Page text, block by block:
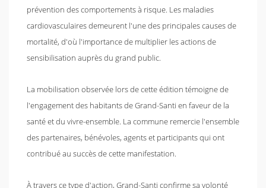
prévention des comportements à risque. Les maladies
cardiovasculaires demeurent l'une des principales causes de
mortalité, d'où l'importance de multiplier les actions de
sensibilisation auprès du grand public.
La mobilisation observée lors de cette édition témoigne de
l'engagement des habitants de Grand-Santi en faveur de la
santé et du vivre-ensemble. La commune remercie l'ensemble
des partenaires, bénévoles, agents et participants qui ont
contribué au succès de cette manifestation.
À travers ce type d'action, Grand-Santi confirme sa volonté